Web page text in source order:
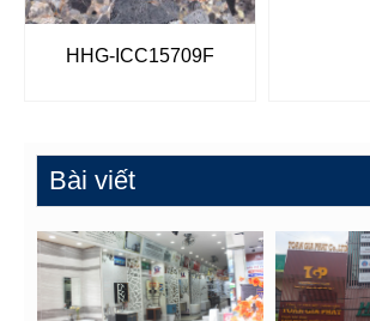
HHG-ICC15709F
Bài viết